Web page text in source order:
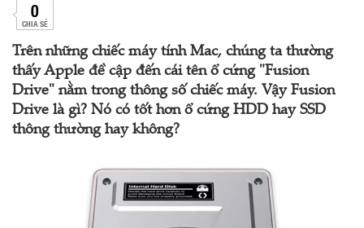
0
CHIA SẺ
Trên những chiếc máy tính Mac, chúng ta thường
thấy Apple đề cập đến cái tên ổ cứng "Fusion
Drive" nằm trong thông số chiếc máy. Vậy Fusion
Drive là gì? Nó có tốt hơn ổ cứng HDD hay SSD
thông thường hay không?